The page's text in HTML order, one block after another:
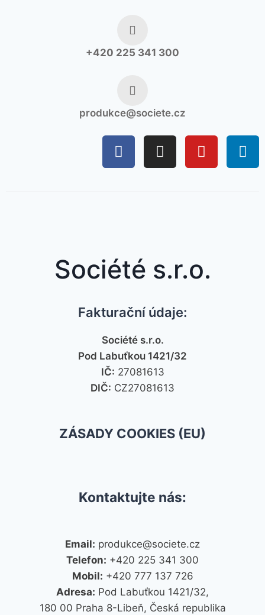
+420 225 341 300
produkce@societe.cz
Société s.r.o.
Fakturační údaje:
Société s.r.o.
Pod Labuťkou 1421/32
IČ: 27081613
DIČ: CZ27081613
ZÁSADY COOKIES (EU)
Kontaktujte nás:
Email: produkce@societe.cz
Telefon: +420 225 341 300
Mobil: +420 777 137 726
Adresa: Pod Labuťkou 1421/32,
180 00 Praha 8-Libeň, Česká republika